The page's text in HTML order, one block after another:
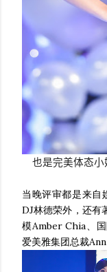
也是完美体态小
当晚评审都是来自
DJ林德荣外，还有
模Amber Chia、
爱美雅集团总裁Ann